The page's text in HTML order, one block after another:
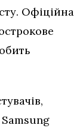
Офіційна